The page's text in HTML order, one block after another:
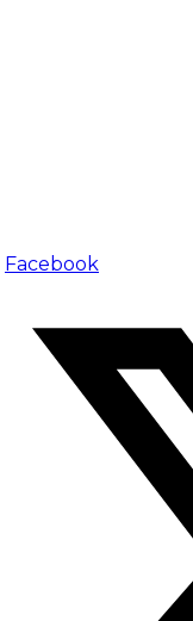
Facebook